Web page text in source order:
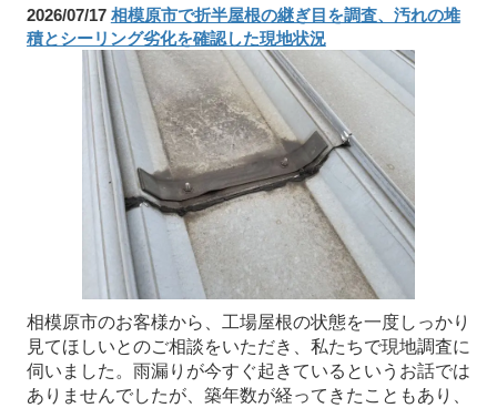
2026/07/17 相模原市で折半屋根の継ぎ目を調査、汚れの堆
積とシーリング劣化を確認した現地状況
相模原市のお客様から、工場屋根の状態を一度しっかり
見てほしいとのご相談をいただき、私たちで現地調査に
伺いました。雨漏りが今すぐ起きているというお話では
ありませんでしたが、築年数が経ってきたこともあり、